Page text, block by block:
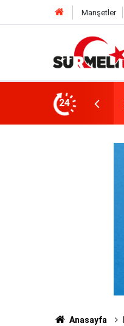
Manşetler
24
okurlarıyla buluştu
Anasayfa